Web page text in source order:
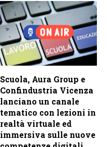
Scuola, Aura Group e
Confindustria Vicenza
lanciano un canale
tematico con lezioni in
realtà virtuale ed
immersiva sulle nuove